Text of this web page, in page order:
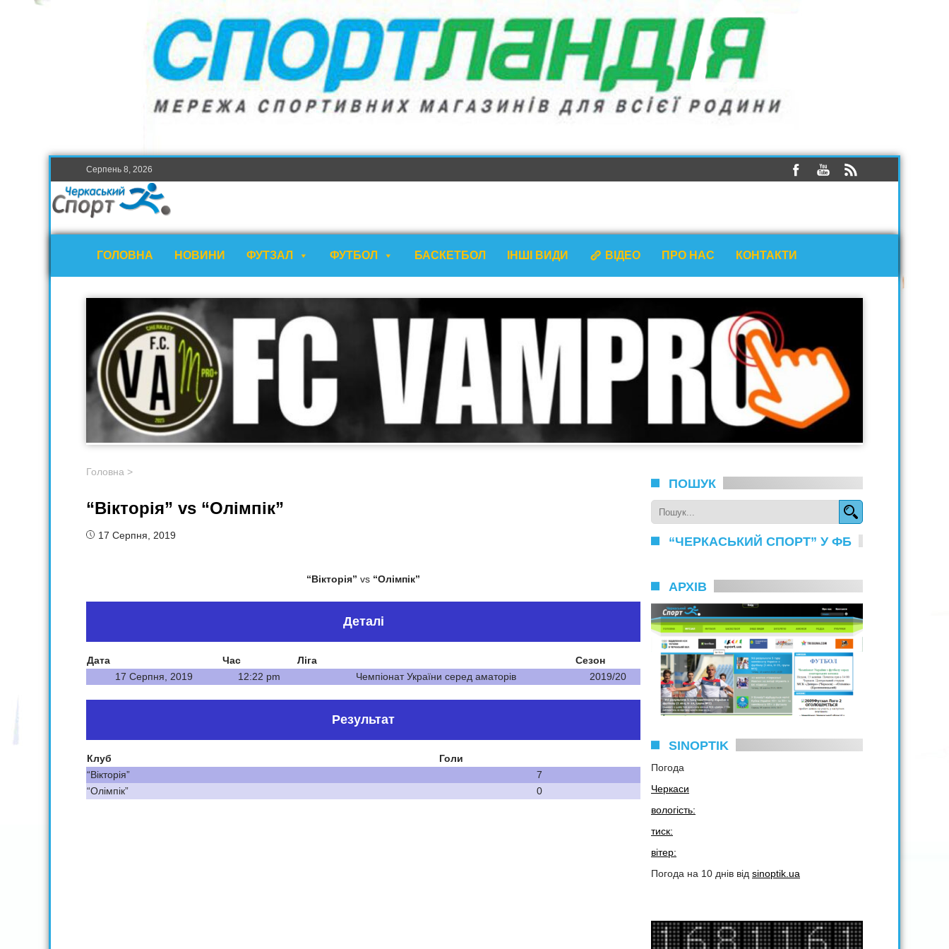
Серпень 8, 2026
ГОЛОВНА НОВИНИ ФУТЗАЛ ФУТБОЛ БАСКЕТБОЛ ІНШІ ВИДИ ВІДЕО ПРО НАС КОНТАКТИ
Головна >
“Вікторія” vs “Олімпік”
17 Серпня, 2019
“Вікторія” vs “Олімпік”
Деталі
Дата Час Ліга
Сезон
17 Серпня, 2019
12:22 pm Чемпіонат України серед аматорів 2019/20
Результат
Клуб
Голи
“Вікторія”
7
“Олімпік”
0
ПОШУК
“ЧЕРКАСЬКИЙ СПОРТ” У ФБ
АРХІВ
SINOPTIK
Погода
Черкаси
вологість:
тиск:
вітер:
Погода на 10 днів від sinoptik.ua